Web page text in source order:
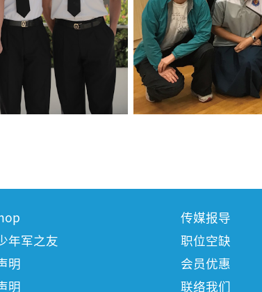
年军之友
明
明
传媒报导
职位空缺
会员优惠
联络我们